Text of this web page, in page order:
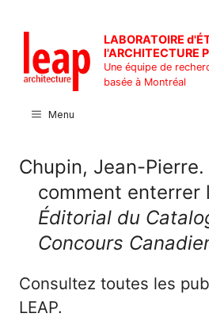
contenu
LABORATOIRE
l'ARCHITECTURE
Une équipe de
basée à Montréal
Menu
Chupin, Jean-
comment enterrer
Éditorial du
Concours
Consultez toutes les
LEAP.